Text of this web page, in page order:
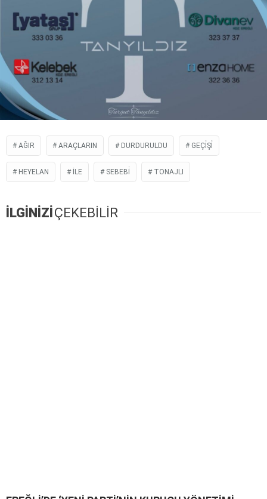
AĞIR ARAÇLARIN DURDURULDU GEÇİŞİ
HEYELAN İLE SEBEBİ TONAJLI
İLGİNİZİÇEKEBİLİR